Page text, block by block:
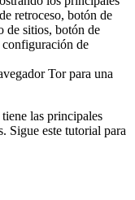
Tor para una
las principales
Sigue este tutorial para